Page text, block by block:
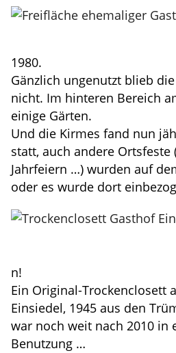
1980.
Gänzlich ungenutzt blieb
nicht. Im hinteren Bereich
einige Gärten.
Und die Kirmes fand nun
statt, auch andere Ortsfeste
Jahrfeiern …) wurden auf
oder es wurde dort
n!
Ein Original-Trockenclosett
Einsiedel, 1945 aus den
war noch weit nach 2010 in
Benutzung …